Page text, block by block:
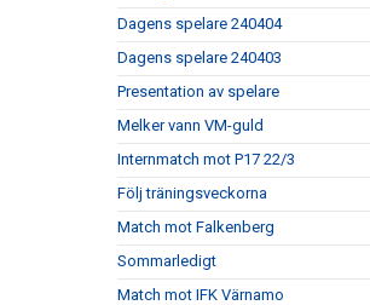
Dagens spelare 240404
Dagens spelare 240403
Presentation av spelare
Melker vann VM-guld
Internmatch mot P17 22/3
Följ träningsveckorna
Match mot Falkenberg
Sommarledigt
Match mot IFK Värnamo